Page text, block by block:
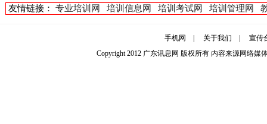
友情链接： 专业培训网 培训信息网 培训考试网 培训管理网
手机网 关于我们 |宣传
Copyright 2012 广东讯息网 版权所有 内容来源网络媒